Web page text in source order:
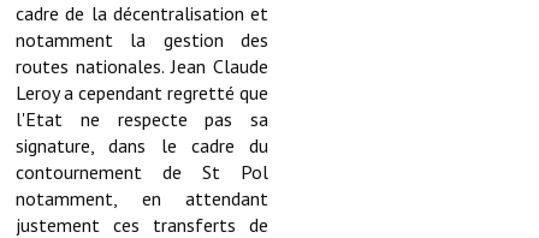
VILLE PRATIQUE
Services publics intercommunaux
Affaires scolaires, CCAS
Eaux, assainissement
France services
cadre de la décentralisation et
notamment la gestion des
routes nationales. Jean Claude
Leroy a cependant regretté que
l'Etat ne respecte pas sa
signature, dans le cadre du
contournement de St Pol
notamment, en attendant
justement ces transferts de